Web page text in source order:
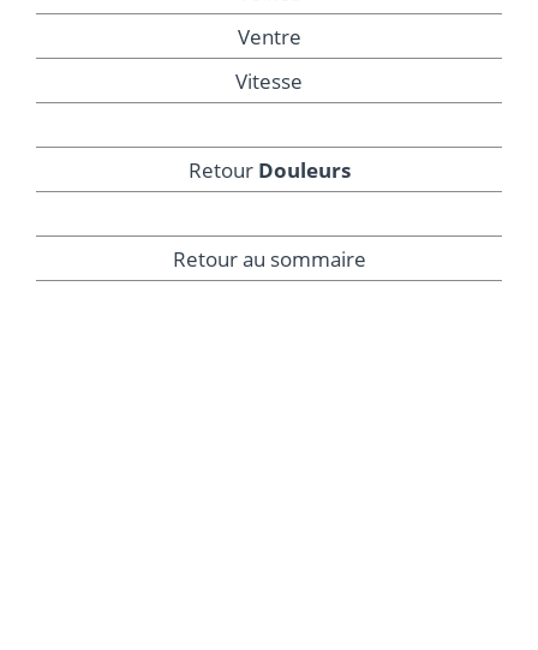
Ventre
Vitesse
Retour Douleurs
Retour au sommaire